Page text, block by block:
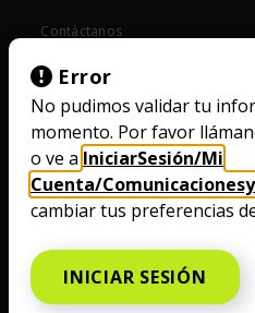
Error
No pudimos validar tu
momento. Por favor
o ve a IniciarSesión/Mi
Cuenta/
cambiar tus preferencias
INICIAR SESIÓN
Contáctanos
Política de Desbloqueo
Compatibilidad con Ayuda
Straight Talk Blog
Política de Privacidad
Tiendas